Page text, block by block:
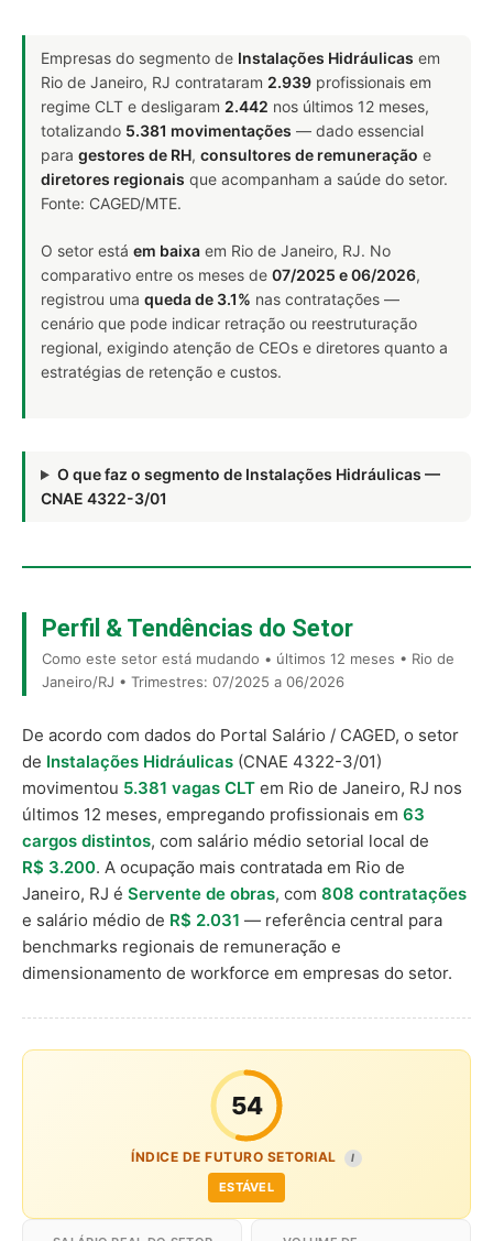
Empresas do segmento de Instalações Hidráulicas em
Rio de Janeiro, RJ contrataram 2.939 profissionais em
regime CLT e desligaram 2.442 nos últimos 12 meses,
totalizando 5.381 movimentações — dado essencial
para gestores de RH, consultores de remuneração e
diretores regionais que acompanham a saúde do setor.
Fonte: CAGED/MTE.
O setor está em baixa em Rio de Janeiro, RJ. No
comparativo entre os meses de 07/2025 e 06/2026,
registrou uma queda de 3.1% nas contratações —
cenário que pode indicar retração ou reestruturação
regional, exigindo atenção de CEOs e diretores quanto a
estratégias de retenção e custos.
O que faz o segmento de Instalações Hidráulicas —
CNAE 4322-3/01
Perfil & Tendências do Setor
Como este setor está mudando • últimos 12 meses • Rio de
Janeiro/RJ • Trimestres: 07/2025 a 06/2026
De acordo com dados do Portal Salário / CAGED, o setor
de Instalações Hidráulicas (CNAE 4322-3/01)
movimentou 5.381 vagas CLT em Rio de Janeiro, RJ nos
últimos 12 meses, empregando profissionais em 63
cargos distintos, com salário médio setorial local de
R$ 3.200. A ocupação mais contratada em Rio de
Janeiro, RJ é Servente de obras, com 808 contratações
e salário médio de R$ 2.031 — referência central para
benchmarks regionais de remuneração e
dimensionamento de workforce em empresas do setor.
54
ÍNDICE DE FUTURO SETORIAL I
ESTÁVEL